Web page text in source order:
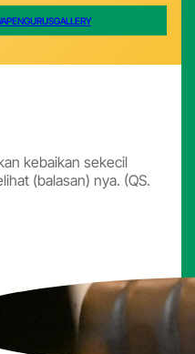
PENGURUSGALLERY
kebaikan sekecil
(balasan) nya. (QS.